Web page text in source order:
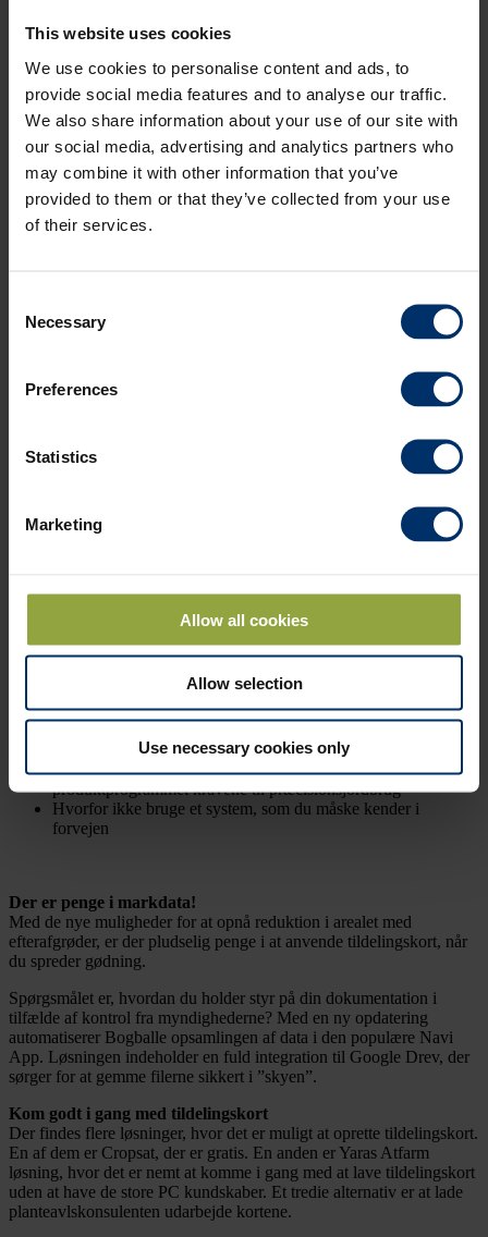
This website uses cookies
We use cookies to personalise content and ads, to
provide social media features and to analyse our traffic.
We also share information about your use of our site with
our social media, advertising and analytics partners who
may combine it with other information that you’ve
provided to them or that they’ve collected from your use
of their services.
Selection
Necessary
Preferences
Statistics
Marketing
Allow all cookies
Allow selection
Use necessary cookies only
Nem indlæsning af tildelingskort
Automatisk dataudveksling af dokumentationsfiler til Google
Intet årligt abonnement
Anvend tildelingskort fra f.eks Yara Atfarm, Cropsat osv.
dokumentationsfiler direkte fra ”skyen”
I kombination Calibrator Zurf/Totz og Navi App opfylder hele
produktprogrammet kravene til præcisionsjordbrug
Hvorfor ikke bruge et system, som du måske kender i
forvejen
Der er penge i markdata!
Med de nye muligheder for at opnå reduktion i arealet med
efterafgrøder, er der pludselig penge i at anvende tildelingskort, når
du spreder gødning.
Spørgsmålet er, hvordan du holder styr på din dokumentation i
tilfælde af kontrol fra myndighederne? Med en ny opdatering
automatiserer Bogballe opsamlingen af data i den populære Navi
App. Løsningen indeholder en fuld integration til Google Drev, der
sørger for at gemme filerne sikkert i ”skyen”.
Kom godt i gang med tildelingskort
Der findes flere løsninger, hvor det er muligt at oprette tildelingskort.
En af dem er Cropsat, der er gratis. En anden er Yaras Atfarm
løsning, hvor det er nemt at komme i gang med at lave tildelingskort
uden at have de store PC kundskaber. Et tredie alternativ er at lade
planteavlskonsulenten udarbejde kortene.